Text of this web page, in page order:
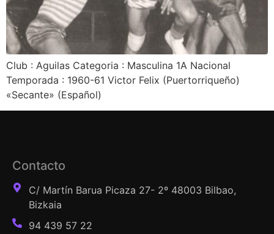
Club : Aguilas Categoria : Masculina 1A Nacional
Temporada : 1960-61 Victor Felix (Puertorriqueño)
«Secante» (Español)
Contacto
C/ Martín Barua Picaza 27- 2º 48003 Bilbao,
Bizkaia
94 439 57 22